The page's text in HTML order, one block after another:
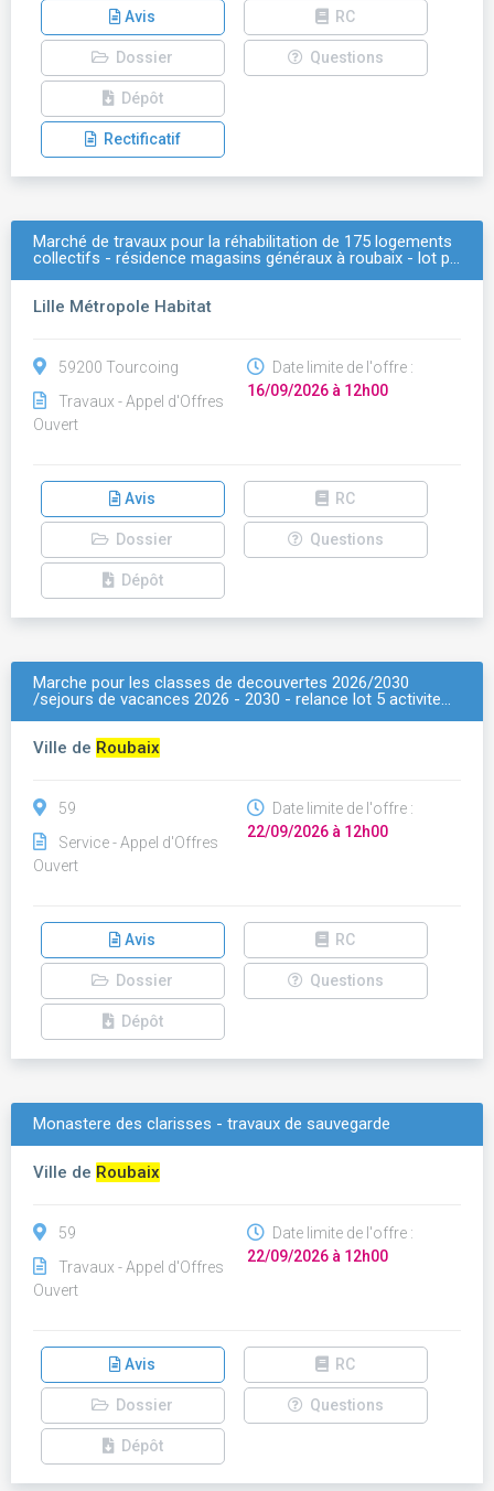
Avis RC
Dossier Questions
Dépôt
Rectificatif
Marché de travaux pour la réhabilitation de 175 logements
collectifs - résidence magasins généraux à roubaix - lot p…
Lille Métropole Habitat
59200 Tourcoing
Travaux - Appel d'Offres
Ouvert
Date limite de l'offre :
16/09/2026 à 12h00
Avis RC
Dossier Questions
Dépôt
Marche pour les classes de decouvertes 2026/2030
/sejours de vacances 2026 - 2030 - relance lot 5 activite…
Ville de Roubaix
59
Service - Appel d'Offres
Ouvert
Date limite de l'offre :
22/09/2026 à 12h00
Avis RC
Dossier Questions
Dépôt
Monastere des clarisses - travaux de sauvegarde
Ville de Roubaix
59
Travaux - Appel d'Offres
Ouvert
Date limite de l'offre :
22/09/2026 à 12h00
Avis RC
Dossier Questions
Dépôt